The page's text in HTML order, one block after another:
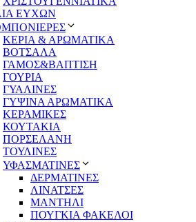
ΕΥΧΩΝ
ΚΕΡΙΑ & ΑΡΩΜΑΤΙΚΑ
ΒΟΤΣΑΛΑ
ΓΑΜΟΣ&ΒΑΠΤΙΣΗ
ΓΟΥΡΙΑ
ΓΥΑΛΙΝΕΣ
ΓΥΨΙΝΑ ΑΡΩΜΑΤΙΚΑ
ΚΕΡΑΜΙΚΕΣ
ΚΟΥΤΑΚΙΑ
ΠΟΡΣΕΛΑΝΗ
ΤΟΥΛΙΝΕΣ
ΥΦΑΣΜΑΤΙΝΕΣ
ΔΕΡΜΑΤΙΝΕΣ
ΛΙΝΑΤΣΕΣ
ΜΑΝΤΗΛΙ
ΠΟΥΓΚΙΑ ΦΑΚΕΛΟΙ